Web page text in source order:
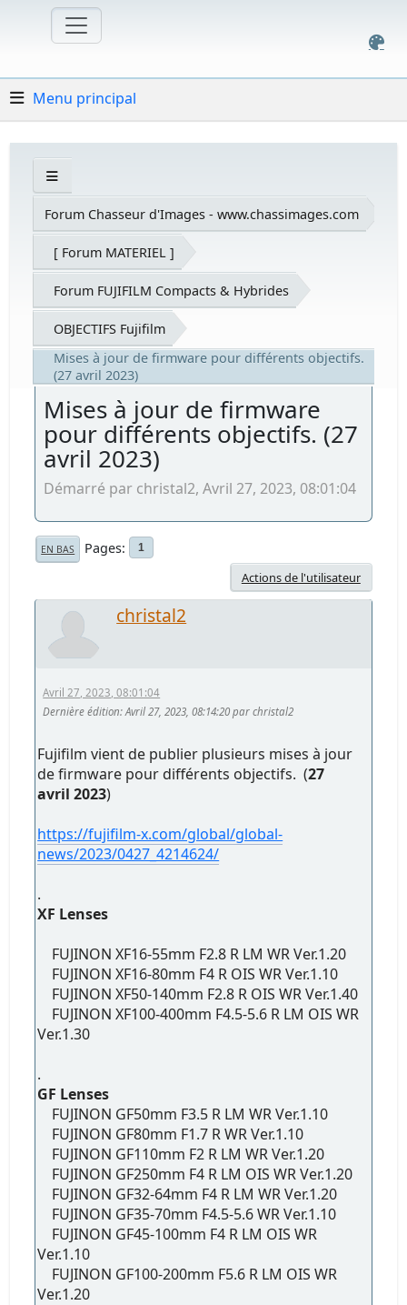
Menu principal
Forum Chasseur d'Images - www.chassimages.com
[ Forum MATERIEL ]
Forum FUJIFILM Compacts & Hybrides
OBJECTIFS Fujifilm
Mises à jour de firmware pour différents objectifs.
(27 avril 2023)
Mises à jour de firmware
pour différents objectifs. (27
avril 2023)
Démarré par christal2, Avril 27, 2023, 08:01:04
EN BAS Pages 1
Actions de l'utilisateur
christal2
Avril 27, 2023, 08:01:04
Dernière édition: Avril 27, 2023, 08:14:20 par christal2
Fujifilm vient de publier plusieurs mises à jour
de firmware pour différents objectifs. (27
avril 2023)
https://fujifilm-x.com/global/global-
news/2023/0427_4214624/
.
XF Lenses
FUJINON XF16-55mm F2.8 R LM WR Ver.1.20
FUJINON XF16-80mm F4 R OIS WR Ver.1.10
FUJINON XF50-140mm F2.8 R OIS WR Ver.1.40
FUJINON XF100-400mm F4.5-5.6 R LM OIS WR
Ver.1.30
.
GF Lenses
FUJINON GF50mm F3.5 R LM WR Ver.1.10
FUJINON GF80mm F1.7 R WR Ver.1.10
FUJINON GF110mm F2 R LM WR Ver.1.20
FUJINON GF250mm F4 R LM OIS WR Ver.1.20
FUJINON GF32-64mm F4 R LM WR Ver.1.20
FUJINON GF35-70mm F4.5-5.6 WR Ver.1.10
FUJINON GF45-100mm F4 R LM OIS WR
Ver.1.10
FUJINON GF100-200mm F5.6 R LM OIS WR
Ver.1.20